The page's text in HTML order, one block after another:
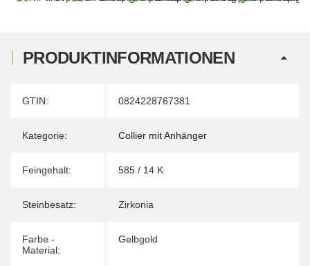
PRODUKTINFORMATIONEN
Produkteigenschaft
Wert
GTIN: 0824228767381
Kategorie: Collier mit Anhänger
Feingehalt: 585 / 14 K
Steinbesatz: Zirkonia
Farbe -
Material:
Gelbgold